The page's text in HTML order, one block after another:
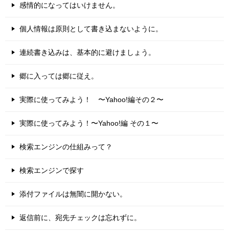
感情的になってはいけません。
個人情報は原則として書き込まないように。
連続書き込みは、基本的に避けましょう。
郷に入っては郷に従え。
実際に使ってみよう！ 〜Yahoo!編その２〜
実際に使ってみよう！〜Yahoo!編 その１〜
検索エンジンの仕組みって？
検索エンジンで探す
添付ファイルは無闇に開かない。
返信前に、宛先チェックは忘れずに。